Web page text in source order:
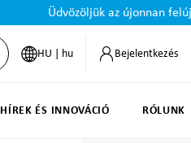
Üdvözöljük az újonnan
HU | hu Bejelentkezés
HÍREK ÉS INNOVÁCIÓ RÓLUNK